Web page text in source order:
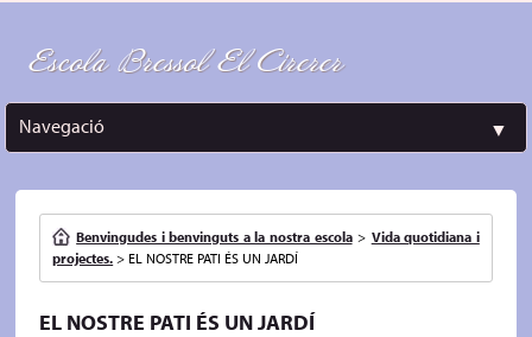
Escola Bressol El Cirerer
Navegació ▼
Benvingudes i benvinguts a la nostra escola> Vida quotidiana i
projectes. >EL NOSTRE PATI ÉS UN JARDÍ
EL NOSTRE PATI ÉS UN JARDÍ